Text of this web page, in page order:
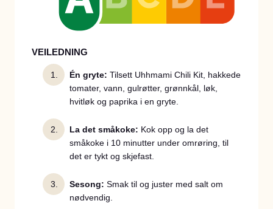
VEILEDNING
Én gryte: Tilsett Uhhmami Chili Kit, hakkede
tomater, vann, gulrøtter, grønnkål, løk,
hvitløk og paprika i en gryte.
La det småkoke: Kok opp og la det
småkoke i 10 minutter under omrøring, til
det er tykt og skjefast.
Sesong: Smak til og juster med salt om
nødvendig.